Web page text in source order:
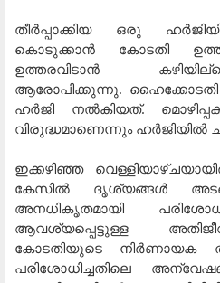
തീർപ്പാക്കിയ ഒരു
കൊടുക്കാൻ കോടതി
ഉത്തരവിടാൻ
ആരോപിക്കുന്നു.
ഹർജി നല്‍കിയത്.
വിരുദ്ധമാണെന്നും ഹർജിയില്‍
ഇക്കഴിഞ്ഞ
കേസിൽ ദൃശ്യങ്ങള്‍
അനധികൃതമായി
ആവശ്യപ്പെട്ടുള്ള
കോടതിയുടെ നിർണായക
പരിശോധിച്ചതിലെ